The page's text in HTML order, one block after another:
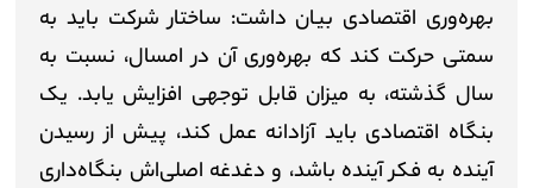
بهره‌وری اقتصادی بیان داشت: ساختار شرکت باید به
سمتی حرکت کند که بهره‌وری آن در امسال، نسبت به
سال گذشته، به میزان قابل توجهی افزایش یابد. یک
بنگاه اقتصادی باید آزادانه عمل کند، پیش از رسیدن
آینده به فکر آینده باشد، و دغدغه اصلی‌اش بنگاه‌داری